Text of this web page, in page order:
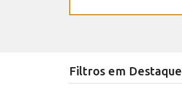
Filtros em Destaque